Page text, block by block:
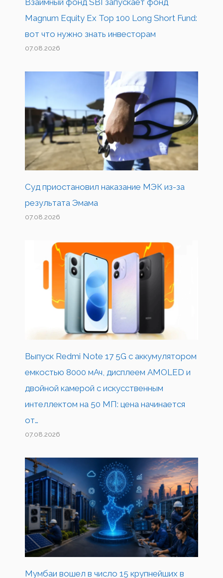
Magnum Equity Ex Top 100 Long Short Fund:
вот что нужно знать инвесторам
07.08.2026
Суд приостановил наказание МЭК из-за
результата Эмама
07.08.2026
Выпуск Redmi Note 17 5G с аккумулятором
емкостью 8000 мАч, дисплеем AMOLED и
двойной камерой с искусственным
интеллектом на 50 МП: цена начинается
от…
07.08.2026
Мумбаи вошел в число 15 крупнейших в